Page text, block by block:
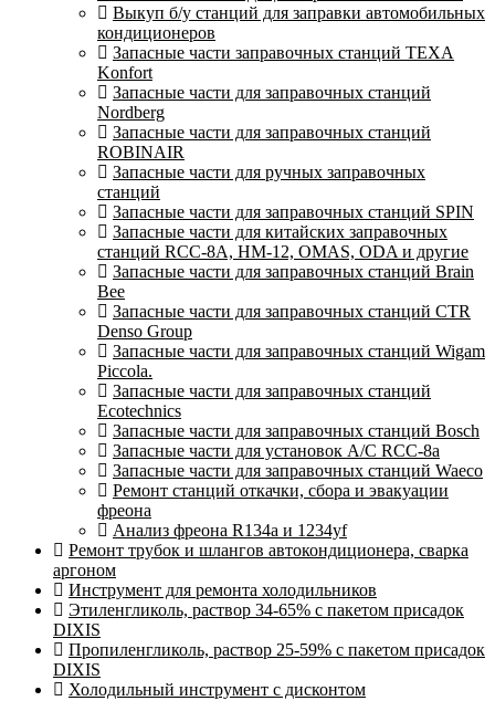
Выкуп б/у станций для заправки автомобильных
кондиционеров
Запасные части заправочных станций TEXA
Konfort
Запасные части для заправочных станций
Nordberg
Запасные части для заправочных станций
ROBINAIR
Запасные части для ручных заправочных
станций
Запасные части для заправочных станций SPIN
Запасные части для китайских заправочных
станций RCC-8A, HM-12, OMAS, ODA и другие
Запасные части для заправочных станций Brain
Bee
Запасные части для заправочных станций CTR
Denso Group
Запасные части для заправочных станций Wigam
Piccola.
Запасные части для заправочных станций
Ecotechnics
Запасные части для заправочных станций Bosch
Запасные части для установок A/C RCC-8a
Запасные части для заправочных станций Waeco
Ремонт станций откачки, сбора и эвакуации
фреона
Анализ фреона R134a и 1234yf
Ремонт трубок и шлангов автокондиционера, сварка
аргоном
Инструмент для ремонта холодильников
Этиленгликоль, раствор 34-65% с пакетом присадок
DIXIS
Пропиленгликоль, раствор 25-59% с пакетом присадок
DIXIS
Холодильный инструмент с дисконтом